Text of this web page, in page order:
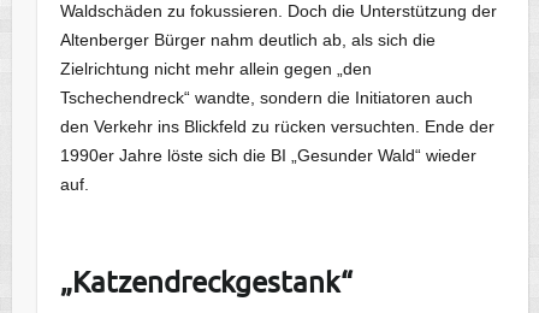
Waldschäden zu fokussieren. Doch die Unterstützung der
Altenberger Bürger nahm deutlich ab, als sich die
Zielrichtung nicht mehr allein gegen „den
Tschechendreck“ wandte, sondern die Initiatoren auch
den Verkehr ins Blickfeld zu rücken versuchten. Ende der
1990er Jahre löste sich die BI „Gesunder Wald“ wieder
auf.
„Katzendreckgestank“